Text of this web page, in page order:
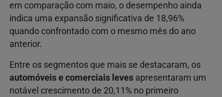
em comparação com maio, o desempenho ainda
indica uma expansão significativa de 18,96%
quando confrontado com o mesmo mês do ano
anterior.
Entre os segmentos que mais se destacaram, os
automóveis e comerciais leves apresentaram um
notável crescimento de 20,11% no primeiro